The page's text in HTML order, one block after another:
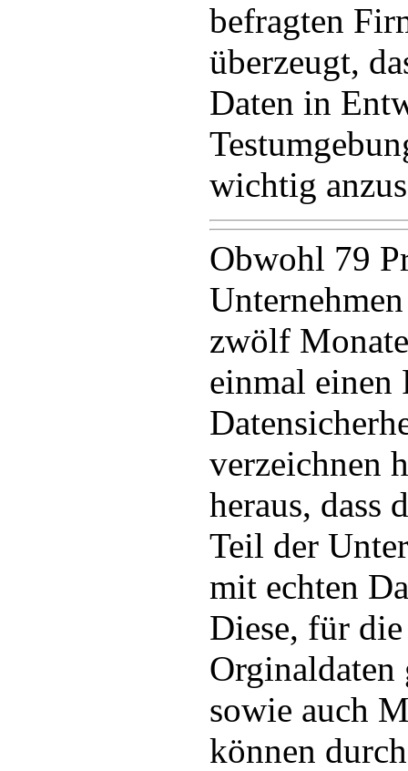
befragten
überzeugt,
Daten in
wichtig
Obwohl 79
zwölf
einmal einen
verzeichnen
heraus, dass
Teil der
mit echten
Diese, für
Orginaldaten
sowie auch
können